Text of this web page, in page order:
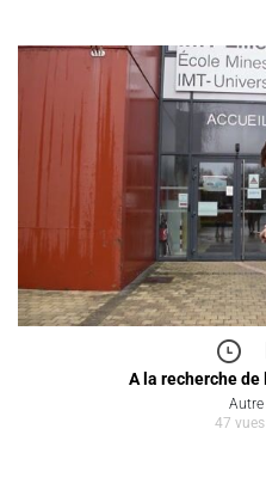
A la recherche
Autre
47 vues